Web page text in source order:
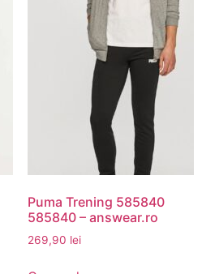
Puma Trening 585840
585840 – answear.ro
269,90 lei